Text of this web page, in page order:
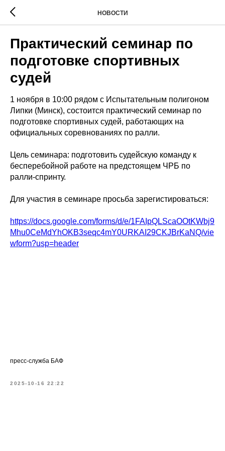
НОВОСТИ
Практический семинар по
подготовке спортивных
судей
1 ноября в 10:00 рядом с Испытательным полигоном
Липки (Минск), состоится практический семинар по
подготовке спортивных судей, работающих на
официальных соревнованиях по ралли.
Цель семинара: подготовить судейскую команду к
бесперебойной работе на предстоящем ЧРБ по
ралли-спринту.
Для участия в семинаре просьба зарегистироваться:
https://docs.google.com/forms/d/e/1FAIpQLScaOOtKWbj9
Mhu0CeMdYhOKB3seqc4mY0URKAI29CKJBrKaNQ/vie
wform?usp=header
пресс-служба БАФ
2025-10-16 22:22